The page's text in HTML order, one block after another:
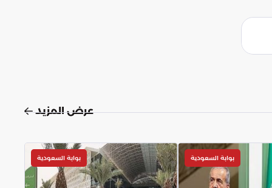
عرض المزيد
بوابة السعودية بوابة السعودية